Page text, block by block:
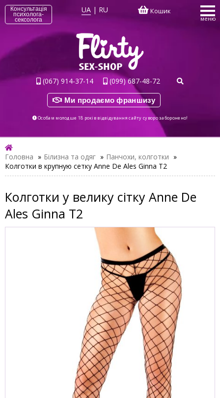
Консультація
психолога-
сексолога
UA | RU Кошик
меню
(067) 914-37-14 (099) 687-48-72
Ми продаємо франшизу
Особам молодше 18 років відвідування сайту суворо заборонено!
Головна » Білизна та одяг » Панчохи, колготки »
Колготки в крупную сетку Anne De Ales Ginna T2
Колготки у велику сітку Anne De
Ales Ginna T2